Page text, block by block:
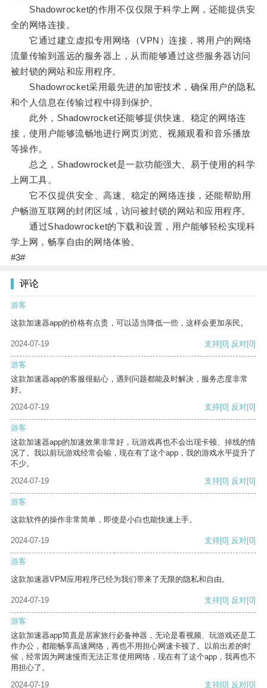
Shadowrocket的作用不仅仅限于科学上网，还能提供安
全的网络连接。
它通过建立虚拟专用网络（VPN）连接，将用户的网络
流量传输到遥远的服务器上，从而能够通过这些服务器访问
被封锁的网站和应用程序。
Shadowrocket采用最先进的加密技术，确保用户的隐私
和个人信息在传输过程中得到保护。
此外，Shadowrocket还能够提供快速、稳定的网络连
接，使用户能够流畅地进行网页浏览、视频观看和音乐播放
等操作。
总之，Shadowrocket是一款功能强大、易于使用的科学
上网工具。
它不仅提供安全、高速、稳定的网络连接，还能帮助用
户畅游互联网的封闭区域，访问被封锁的网站和应用程序。
通过Shadowrocket的下载和设置，用户能够轻松实现科
学上网，畅享自由的网络体验。
#3#
评论
游客
这款加速器app的价格有点贵，可以适当降低一些，这样会更加亲民。
2024-07-19 支持[0] 反对[0]
游客
这款加速器app的客服很贴心，遇到问题都能及时解决，服务态度非常
好。
2024-07-19
支持[0] 反对[0]
游客
这款加速器app的加速效果非常好，玩游戏再也不会出现卡顿、掉线的情
况了。我以前玩游戏经常会输，现在有了这个app，我的游戏水平提升了
不少。
2024-07-19
支持[0] 反对[0]
游客
这款软件的操作非常简单，即使是小白也能快速上手。
2024-07-19 支持[0] 反对[0]
游客
这款加速器VPM应用程序已经为我们带来了无限的隐私和自由。
2024-07-19 支持[0] 反对[0]
游客
这款加速器app简直是居家旅行必备神器，无论是看视频、玩游戏还是工
作办公，都能畅享高速网络，再也不用担心网速卡顿了。以前出差的时
候，经常因为网速慢而无法正常使用网络，现在有了这个app，我再也不
用担心了。
2024-07-19
支持[0] 反对[0]